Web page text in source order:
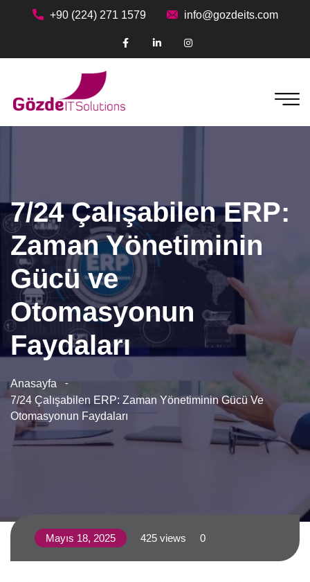
+90 (224) 271 1579 info@gozdeits.com
7/24 Çalışabilen ERP:
Zaman Yönetiminin
Gücü ve
Otomasyonun
Faydaları
Anasayfa
7/24 Çalışabilen ERP: Zaman Yönetiminin Gücü Ve
Otomasyonun Faydaları
Mayıs 18, 2025 425 views 0